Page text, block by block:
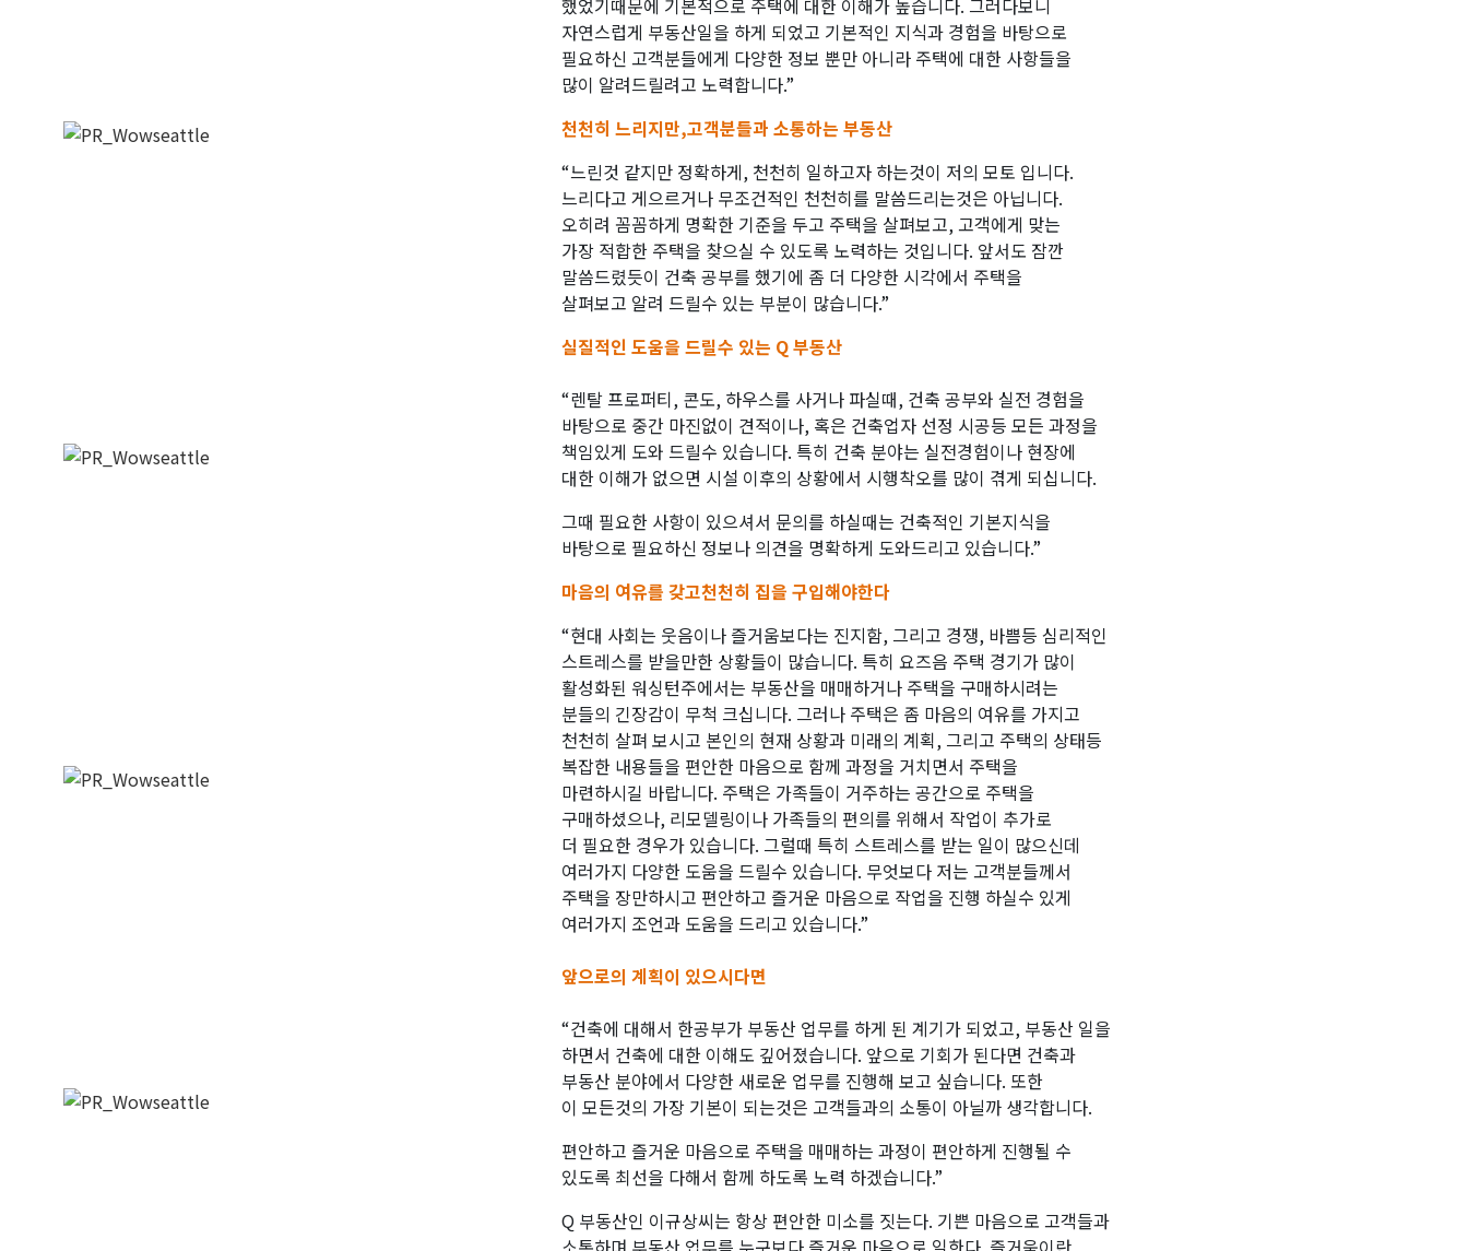
했었기때문에 기본적으로 주택에 대한 이해가 높습니다. 그러다보니
자연스럽게 부동산일을 하게 되었고 기본적인 지식과 경험을 바탕으로
필요하신 고객분들에게 다양한 정보 뿐만 아니라 주택에 대한 사항들을
많이 알려드릴려고 노력합니다.”
천천히 느리지만,고객분들과 소통하는 부동산
“느린것 같지만 정확하게, 천천히 일하고자 하는것이 저의 모토 입니다.
느리다고 게으르거나 무조건적인 천천히를 말씀드리는것은 아닙니다.
오히려 꼼꼼하게 명확한 기준을 두고 주택을 살펴보고, 고객에게 맞는
가장 적합한 주택을 찾으실 수 있도록 노력하는 것입니다. 앞서도 잠깐
말씀드렸듯이 건축 공부를 했기에 좀 더 다양한 시각에서 주택을
살펴보고 알려 드릴수 있는 부분이 많습니다.”
실질적인 도움을 드릴수 있는 Q 부동산
“렌탈 프로퍼티, 콘도, 하우스를 사거나 파실때, 건축 공부와 실전 경험을
바탕으로 중간 마진없이 견적이나, 혹은 건축업자 선정 시공등 모든 과정을
책임있게 도와 드릴수 있습니다. 특히 건축 분야는 실전경험이나 현장에
대한 이해가 없으면 시설 이후의 상황에서 시행착오를 많이 겪게 되십니다.
그때 필요한 사항이 있으셔서 문의를 하실때는 건축적인 기본지식을
바탕으로 필요하신 정보나 의견을 명확하게 도와드리고 있습니다.”
마음의 여유를 갖고천천히 집을 구입해야한다
“현대 사회는 웃음이나 즐거움보다는 진지함, 그리고 경쟁, 바쁨등 심리적인
스트레스를 받을만한 상황들이 많습니다. 특히 요즈음 주택 경기가 많이
활성화된 워싱턴주에서는 부동산을 매매하거나 주택을 구매하시려는
분들의 긴장감이 무척 크십니다. 그러나 주택은 좀 마음의 여유를 가지고
천천히 살펴 보시고 본인의 현재 상황과 미래의 계획, 그리고 주택의 상태등
복잡한 내용들을 편안한 마음으로 함께 과정을 거치면서 주택을
마련하시길 바랍니다. 주택은 가족들이 거주하는 공간으로 주택을
구매하셨으나, 리모델링이나 가족들의 편의를 위해서 작업이 추가로
더 필요한 경우가 있습니다. 그럴때 특히 스트레스를 받는 일이 많으신데
여러가지 다양한 도움을 드릴수 있습니다. 무엇보다 저는 고객분들께서
주택을 장만하시고 편안하고 즐거운 마음으로 작업을 진행 하실수 있게
여러가지 조언과 도움을 드리고 있습니다.”
앞으로의 계획이 있으시다면
“건축에 대해서 한공부가 부동산 업무를 하게 된 계기가 되었고, 부동산 일을
하면서 건축에 대한 이해도 깊어졌습니다. 앞으로 기회가 된다면 건축과
부동산 분야에서 다양한 새로운 업무를 진행해 보고 싶습니다. 또한
이 모든것의 가장 기본이 되는것은 고객들과의 소통이 아닐까 생각합니다.
편안하고 즐거운 마음으로 주택을 매매하는 과정이 편안하게 진행될 수
있도록 최선을 다해서 함께 하도록 노력 하겠습니다.”
Q 부동산인 이규상씨는 항상 편안한 미소를 짓는다. 기쁜 마음으로 고객들과